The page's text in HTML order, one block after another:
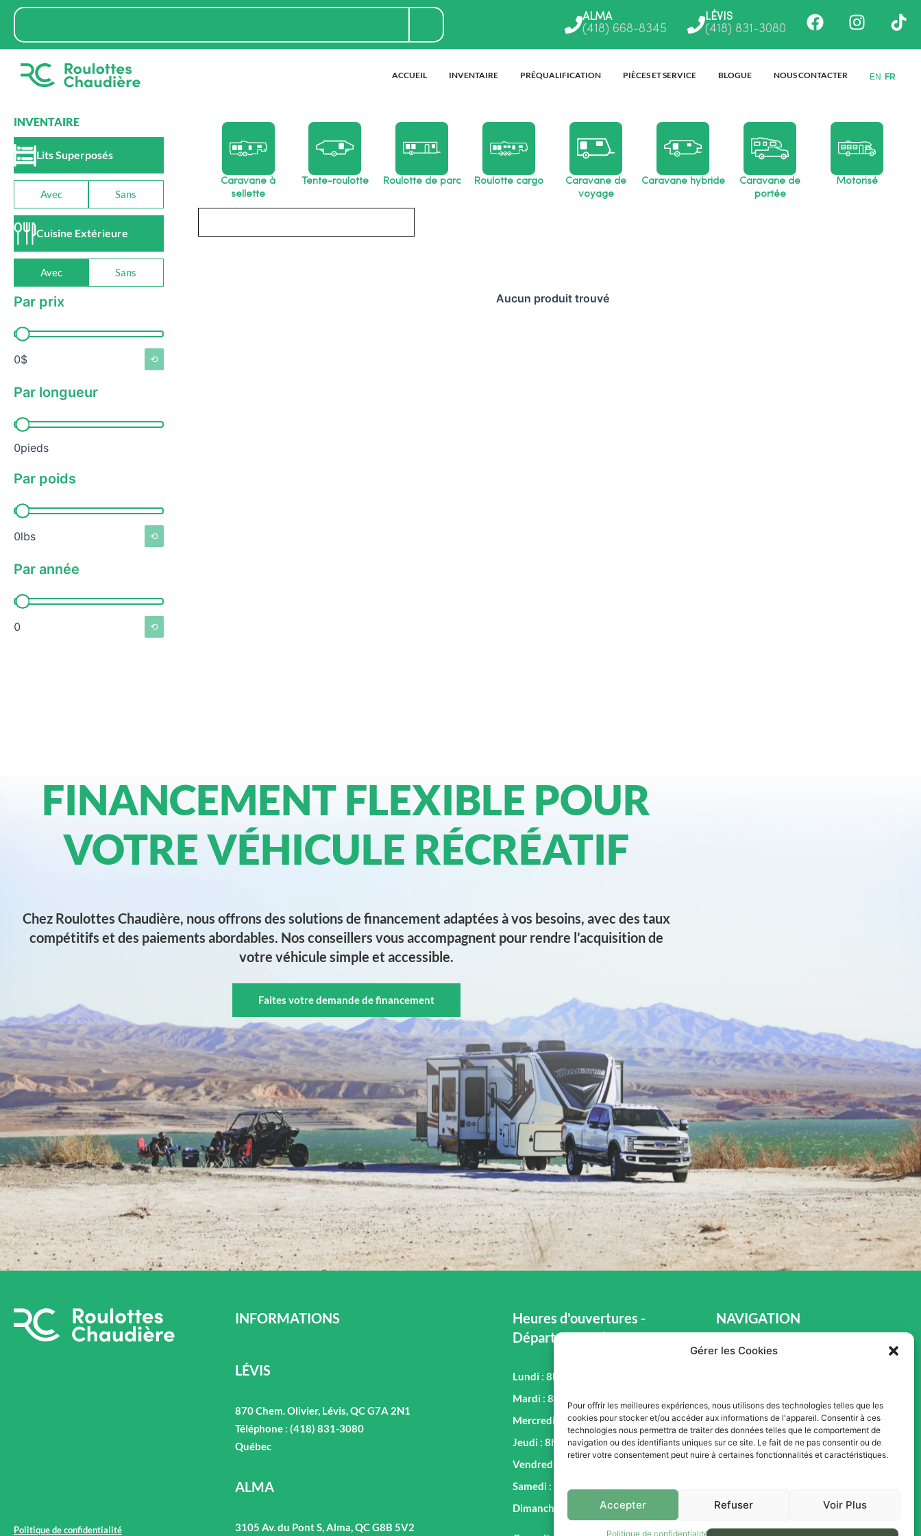
Gérer les Cookies
Pour offrir les meilleures expériences, nous utilisons des technologies telles que les
cookies pour stocker et/ou accéder aux informations de l'appareil. Consentir à ces
technologies nous permettra de traiter des données telles que le comportement de
navigation ou des identifiants uniques sur ce site. Le fait de ne pas consentir ou de
retirer votre consentement peut nuire à certaines fonctionnalités et caractéristiques.
Accepter Refuser Voir Plus
Politique de confidentialité
Aller
contenu
Rechercher ALMA
(418) 668-8345
LÉVIS
(418) 831-3080 Facebook
ACCUEIL INVENTAIRE PRÉQUALIFICATION PIÈCES ET SERVICE BLOGUE NOUS CONTACTER EN FR
INVENTAIRE
Lits Superposés
Avec Sans
Cuisine Extérieure
Avec Sans
Par prix
Par prix
0$ ⟲
Par longueur
Par longueur
0pieds
Par poids
Par poids
0lbs ⟲
Par année
Par année
0 ⟲
Caravane à
sellette
Tente-roulotte Roulotte de parc Roulotte cargo
Caravane de
voyage
Caravane hybride
Caravane de
portée
Motorisé
Aucun produit trouvé
FINANCEMENT FLEXIBLE POUR
VOTRE VÉHICULE RÉCRÉATIF
Chez Roulottes Chaudière, nous offrons des solutions de financement adaptées à vos besoins, avec des taux
compétitifs et des paiements abordables. Nos conseillers vous accompagnent pour rendre l’acquisition de
votre véhicule simple et accessible.
Faites votre demande de financement
Politique de confidentialité
INFORMATIONS
LÉVIS
870 Chem. Olivier, Lévis, QC G7A 2N1
Téléphone : (418) 831-3080
Québec
ALMA
3105 Av. du Pont S, Alma, QC G8B 5V2
Heures d'ouvertures -
Département des Ventes
Lundi : 8h00 - 17h00
Mardi : 8h00 - 17h00
Mercredi : 8h00 - 17h00
Jeudi : 8h00 - 17h00
Vendredi : 8h00 - 17h00
Samedi : 9h00 - 16h00
Dimanche : Fermé
NAVIGATION
Accueil
Inventaire
Promotion
Blogue